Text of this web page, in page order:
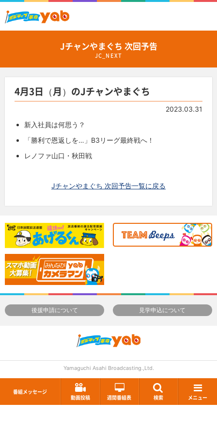
番組メッセージ
動画投稿
週間番組表 検索 メニュー
Jチャンやまぐち 次回予告
JC_NEXT
4月3日（月）のJチャンやまぐち
2023.03.31
新入社員は何思う？
「勝利で恩返しを…」B3リーグ最終戦へ！
レノファ山口・秋田戦
Jチャンやまぐち 次回予告一覧に戻る
後援申請について 見学申込について
Yamaguchi Asahi Broadcasting.,Ltd.